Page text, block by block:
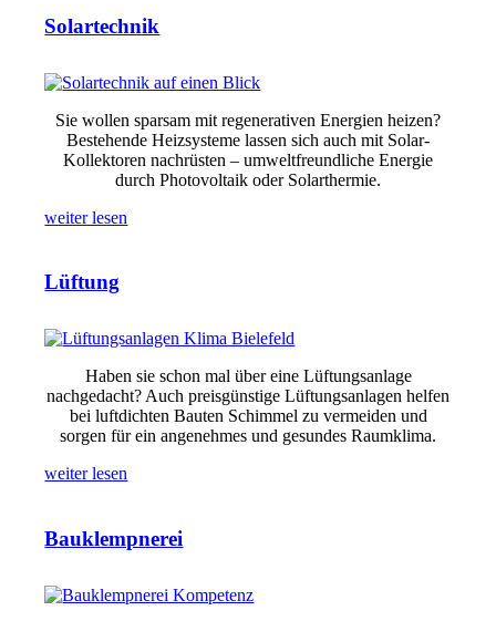
Solartechnik
Sie wollen sparsam mit regenerativen Energien heizen?
Bestehende Heizsysteme lassen sich auch mit Solar-
Kollektoren nachrüsten – umweltfreundliche Energie
durch Photovoltaik oder Solarthermie.
weiter lesen
Lüftung
Haben sie schon mal über eine Lüftungsanlage
nachgedacht? Auch preisgünstige Lüftungsanlagen helfen
bei luftdichten Bauten Schimmel zu vermeiden und
sorgen für ein angenehmes und gesundes Raumklima.
weiter lesen
Bauklempnerei